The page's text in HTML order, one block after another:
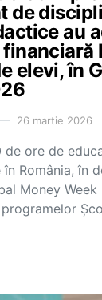
de
au
elevi, în
26 martie 2026
de ore de
România, în
Money Week